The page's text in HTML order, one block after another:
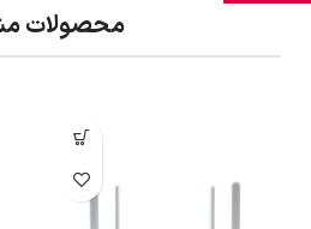
محصولات